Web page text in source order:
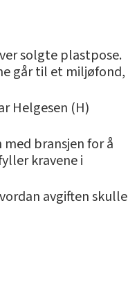
solgte plastpose.
går til et miljøfond,
Helgesen (H)
bransjen for å
kravene i
avgiften skulle